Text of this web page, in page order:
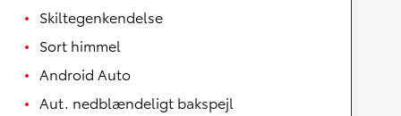
Skiltegenkendelse
Sort himmel
Android Auto
Aut. nedblændeligt bakspejl